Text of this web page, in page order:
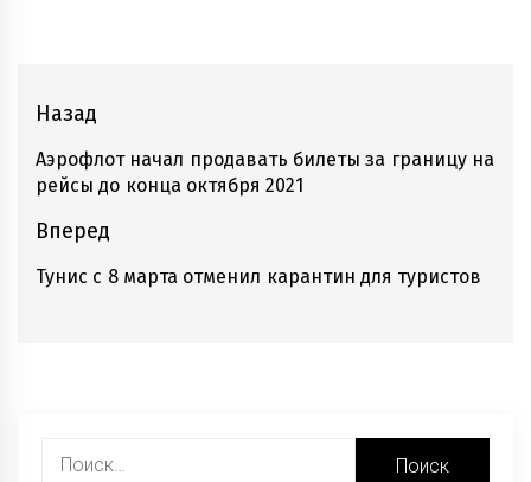
Навигация
по
записям
Назад
Предыдущие
записи:
Аэрофлот начал продавать билеты за границу на
рейсы до конца октября 2021
Вперед
Следующие
Тунис с 8 марта отменил карантин для туристов
Найти: